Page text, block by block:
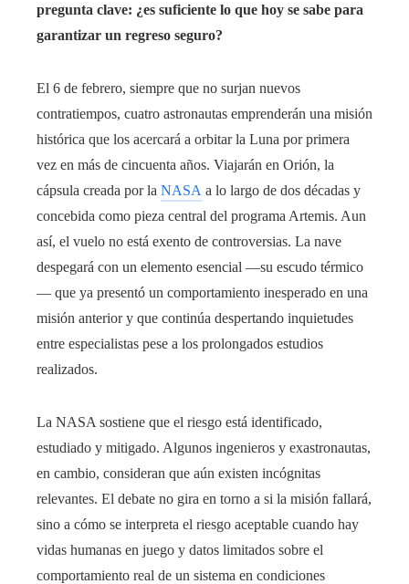
pregunta clave: ¿es suficiente lo que hoy se sabe para
garantizar un regreso seguro?
El 6 de febrero, siempre que no surjan nuevos
contratiempos, cuatro astronautas emprenderán una misión
histórica que los acercará a orbitar la Luna por primera
vez en más de cincuenta años. Viajarán en Orión, la
cápsula creada por la NASA a lo largo de dos décadas y
concebida como pieza central del programa Artemis. Aun
así, el vuelo no está exento de controversias. La nave
despegará con un elemento esencial —su escudo térmico
— que ya presentó un comportamiento inesperado en una
misión anterior y que continúa despertando inquietudes
entre especialistas pese a los prolongados estudios
realizados.
La NASA sostiene que el riesgo está identificado,
estudiado y mitigado. Algunos ingenieros y exastronautas,
en cambio, consideran que aún existen incógnitas
relevantes. El debate no gira en torno a si la misión fallará,
sino a cómo se interpreta el riesgo aceptable cuando hay
vidas humanas en juego y datos limitados sobre el
comportamiento real de un sistema en condiciones